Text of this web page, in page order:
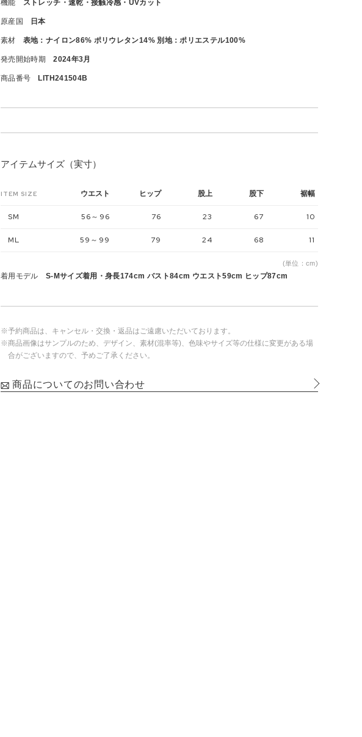
機能 ストレッチ・速乾・接触冷感・UVカット
原産国 日本
素材 表地：ナイロン86% ポリウレタン14% 別地：ポリエステル100%
発売開始時期 2024年3月
商品番号 LITH241504B
アイテムサイズ（実寸）
ITEM SIZE ウエスト ヒップ 股上 股下 裾幅
SM 56～96 76 23 67 10
ML 59～99 79 24 68 11
(単位：cm)
着用モデル S-Mサイズ着用・身長174cm バスト84cm ウエスト59cm ヒップ87cm
※予約商品は、キャンセル・交換・返品はご遠慮いただいております。
※商品画像はサンプルのため、デザイン、素材(混率等)、色味やサイズ等の仕様に変更がある場
合がございますので、予めご了承ください。
商品についてのお問い合わせ